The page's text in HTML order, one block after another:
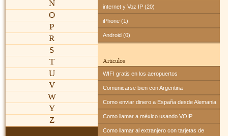
N
O
P
R
S
T
U
V
W
Y
Z
internet y Voz IP (20)
iPhone (1)
Android (0)
Artículos
WIFI gratis en los aeropuertos
Comunicarse bien con Argentina
Como enviar dinero a España desde Alemania
Como llamar a méxico usando VOIP
Como llamar al extranjero con tarjetas de